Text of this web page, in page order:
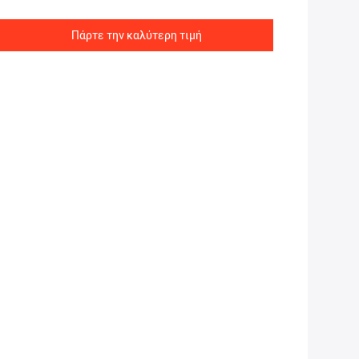
Πάρτε την καλύτερη τιμή